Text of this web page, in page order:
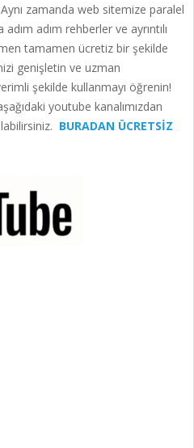
zamanda web sitemize paralel
adım rehberler ve ayrıntılı
tamamen ücretiz bir şekilde
genişletin ve uzman
şekilde kullanmayı öğrenin!
youtube kanalımızdan
BURADAN ÜCRETSİZ